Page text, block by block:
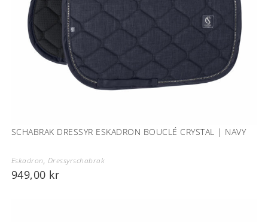
SCHABRAK DRESSYR ESKADRON BOUCLÉ CRYSTAL | NAVY
Eskadron, Dressyrschabrak
949,00 kr